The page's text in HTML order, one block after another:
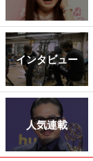
インタビュー
人気連載